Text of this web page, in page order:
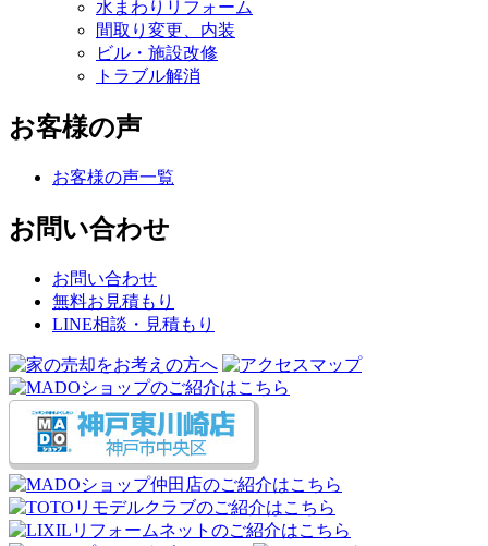
水まわりリフォーム
間取り変更、内装
ビル・施設改修
トラブル解消
お客様の声
お客様の声一覧
お問い合わせ
お問い合わせ
無料お見積もり
LINE相談・見積もり